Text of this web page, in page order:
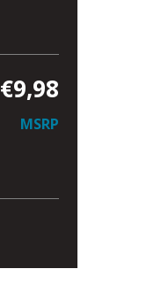
€9,98
MSRP